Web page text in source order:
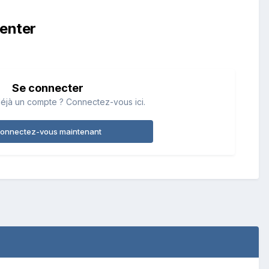
Se connecter
un compte ? Connectez-vous ici.
vous maintenant